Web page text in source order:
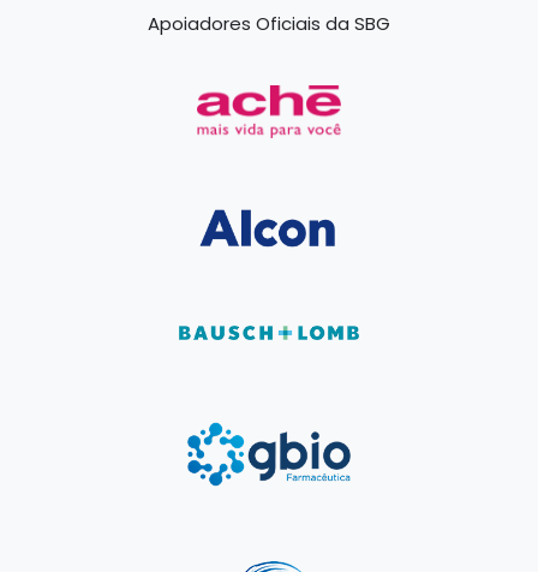
Apoiadores Oficiais da SBG